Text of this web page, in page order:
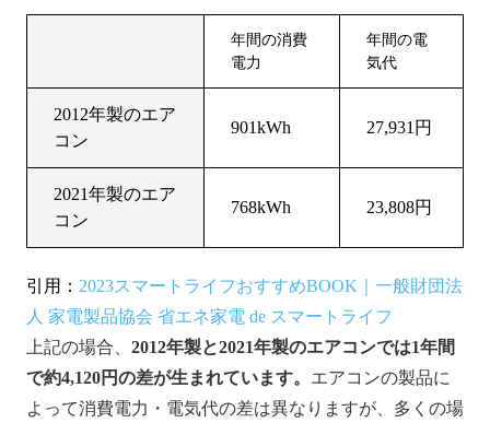
年間の消費
電力
年間の電
気代
2012年製のエア
コン
901kWh 27,931円
2021年製のエア
コン
768kWh 23,808円
引用： 2023スマートライフおすすめBOOK｜一般財団法
人 家電製品協会 省エネ家電 de スマートライフ
上記の場合、 2012年製と2021年製のエアコンでは1年間
で約4,120円の差が生まれています。 エアコンの製品に
よって消費電力・電気代の差は異なりますが、多くの場